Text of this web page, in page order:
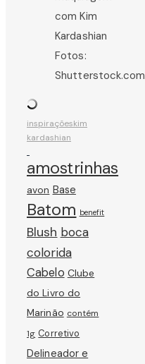
Fotos:
Shutterstock.com
inspiraçõeskim
kardashian
amostrinhas
avon Base
Batom benefit
Blush boca
colorida
Cabelo Clube
do Livro do
Marinão contém
1g Corretivo
Delineador e